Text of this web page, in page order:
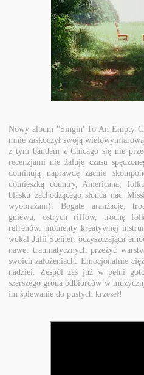
Nowy album "Singin' To An Empty
mnie zaskoczył swoją
z tym bandem z Chicago się nie
recenzjami nie żałuję czasu
dominują naprawdę zacnie
domieszką country, Americana,
blasku zachodzącego słońca nad
wyobrażam). Bogate aranżacje,
gniewu, ostrych riffów, trochę
refrenów, momenty kreatywnej
wokal Julii Steiner, oczyszczająca
nawet traumatycznych przeżyć
swoich założeniach. Emocjonalnie
nadziei. Zespół zaś już w pełni
szerszego grona odbiorców w
im śpiewanie do pustych krzeseł!